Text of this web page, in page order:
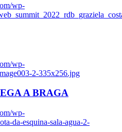
wp-
wp-
2-335x256.jpg
A BRAGA
wp-
da-esquina-sala-agua-2-